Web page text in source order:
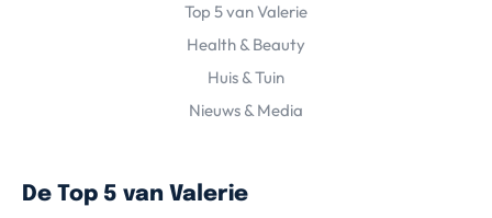
Top 5 van Valerie
Health & Beauty
Huis & Tuin
Nieuws & Media
De Top 5 van Valerie